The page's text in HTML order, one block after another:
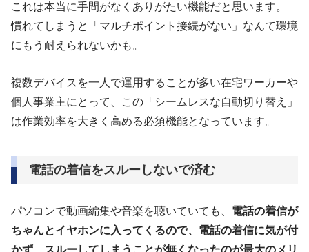
これは本当に手間がなくありがたい機能だと思います。
慣れてしまうと「マルチポイント接続がない」なんて環境
にもう耐えられないかも。
複数デバイスを一人で運用することが多い在宅ワーカーや
個人事業主にとって、この「シームレスな自動切り替え」
は作業効率を大きく高める必須機能となっています。
電話の着信をスルーしないで済む
パソコンで動画編集や音楽を聴いていても、 電話の着信が
ちゃんとイヤホンに入ってくるので、電話の着信に気が付
かず、スルーしてしまうことが無くなったのが最大のメリ